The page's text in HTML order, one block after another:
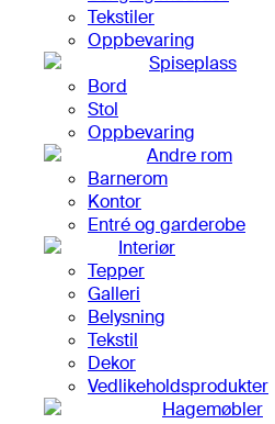
Tekstiler
Oppbevaring
Spiseplass
Bord
Stol
Oppbevaring
Andre rom
Barnerom
Kontor
Entré og garderobe
Interiør
Tepper
Galleri
Belysning
Tekstil
Dekor
Vedlikeholdsprodukter
Hagemøbler